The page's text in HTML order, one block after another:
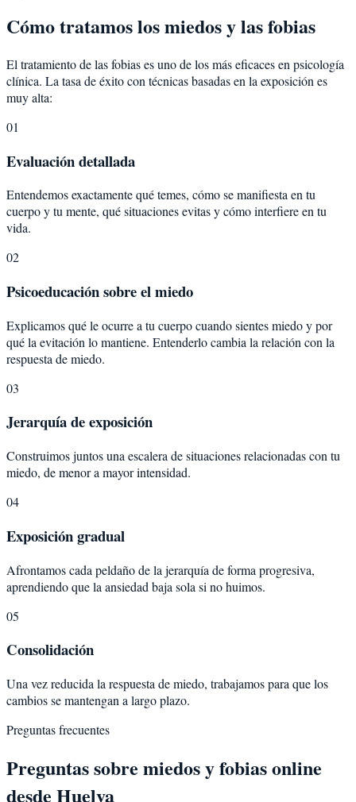
Cómo tratamos los miedos y las fobias
El tratamiento de las fobias es uno de los más eficaces en psicología
clínica. La tasa de éxito con técnicas basadas en la exposición es
muy alta:
01
Evaluación detallada
Entendemos exactamente qué temes, cómo se manifiesta en tu
cuerpo y tu mente, qué situaciones evitas y cómo interfiere en tu
vida.
02
Psicoeducación sobre el miedo
Explicamos qué le ocurre a tu cuerpo cuando sientes miedo y por
qué la evitación lo mantiene. Entenderlo cambia la relación con la
respuesta de miedo.
03
Jerarquía de exposición
Construimos juntos una escalera de situaciones relacionadas con tu
miedo, de menor a mayor intensidad.
04
Exposición gradual
Afrontamos cada peldaño de la jerarquía de forma progresiva,
aprendiendo que la ansiedad baja sola si no huimos.
05
Consolidación
Una vez reducida la respuesta de miedo, trabajamos para que los
cambios se mantengan a largo plazo.
Preguntas frecuentes
Preguntas sobre miedos y fobiasonline
desde Huelva